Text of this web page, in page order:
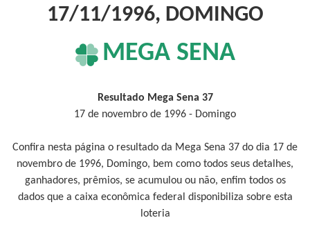
17/11/1996, DOMINGO
MEGA SENA
Resultado Mega Sena 37
17 de novembro de 1996 - Domingo
Confira nesta página o resultado da Mega Sena 37 do dia 17 de
novembro de 1996, Domingo, bem como todos seus detalhes,
ganhadores, prêmios, se acumulou ou não, enfim todos os
dados que a caixa econômica federal disponibiliza sobre esta
loteria